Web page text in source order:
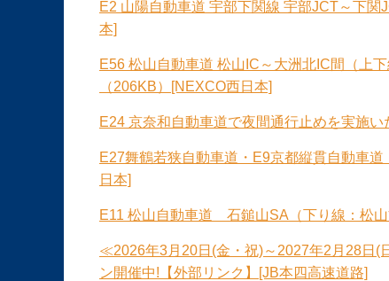
E2 山陽自動車道 宇部下関線 宇部JCT～下
本]
E56 松山自動車道 松山IC～大洲北IC間（上
（206KB）[NEXCO西日本]
E24 京奈和自動車道で夜間通行止めを実施
E27舞鶴若狭自動車道・E9京都縦貫自動車
日本]
E11 松山自動車道 石鎚山SA（下り線：松
≪2026年3月20日(金・祝)～2027年2月28日(
ン開催中!【外部リンク】[JB本四高速道路]